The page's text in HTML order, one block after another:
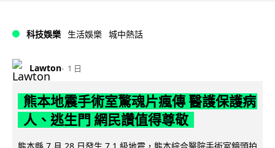
科技娛樂 生活娛樂 城中熱話
Lawton 1 日
熊本地震手術室驚魂片瘋傳 醫護保護病
人、逃生門 網民讚值得尊敬